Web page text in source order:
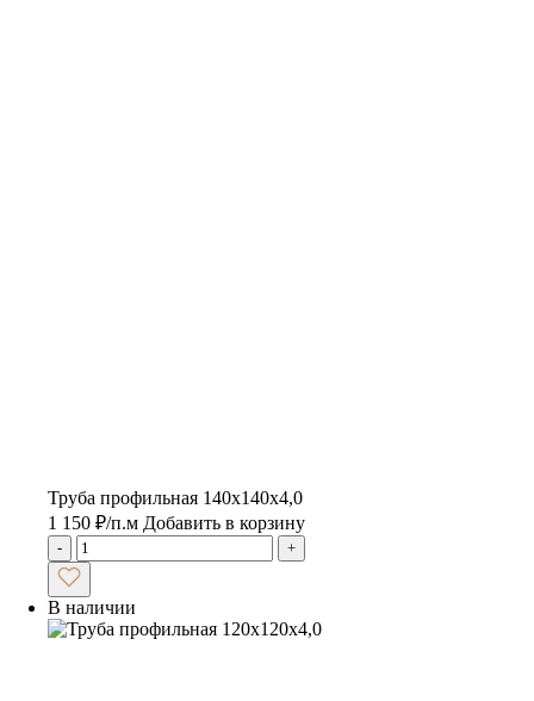
Труба профильная 140х140х4,0
1 150 ₽/п.м Добавить в корзину
- +
В наличии